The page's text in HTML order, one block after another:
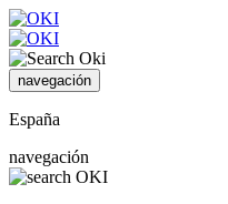
navegación
España
navegación